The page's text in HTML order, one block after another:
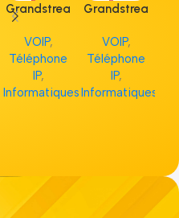
Grandstrea
m GRP2613
VOIP,
Téléphone
IP,
Informatiques
Grandstrea
VOIP,
Téléphone
IP,
Informatiques